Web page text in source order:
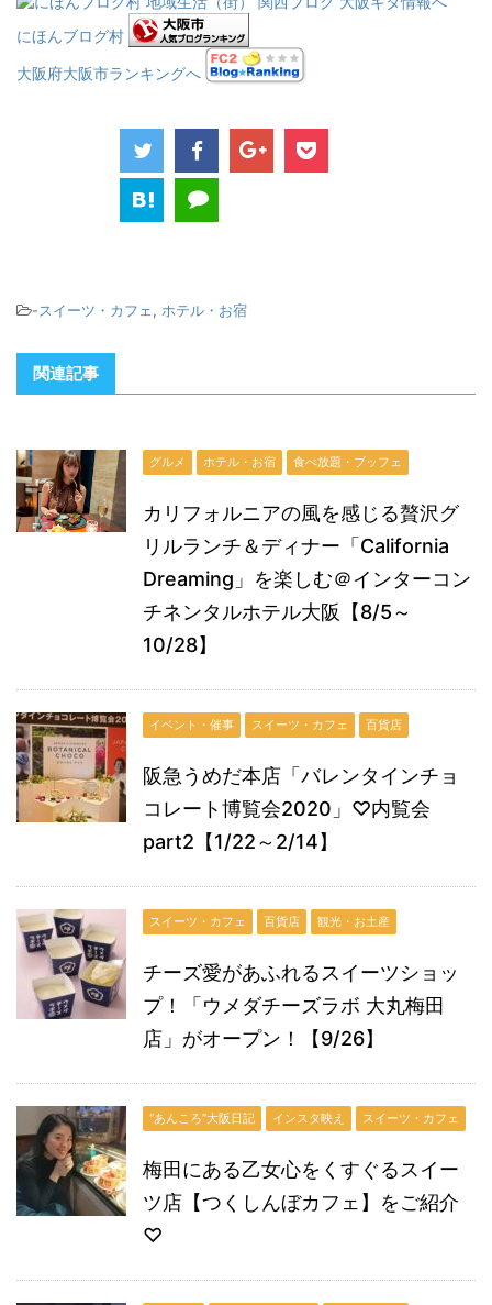
にほんブログ村
大阪府大阪市ランキングへ
-スイーツ・カフェ, ホテル・お宿
関連記事
グルメ ホテル・お宿 食べ放題・ブッフェ
カリフォルニアの風を感じる贅沢グ
リルランチ＆ディナー「California
Dreaming」を楽しむ＠インターコン
チネンタルホテル大阪【8/5～
10/28】
イベント・催事 スイーツ・カフェ 百貨店
阪急うめだ本店「バレンタインチョ
コレート博覧会2020」♡内覧会
part2【1/22～2/14】
スイーツ・カフェ 百貨店 観光・お土産
チーズ愛があふれるスイーツショッ
プ！「ウメダチーズラボ 大丸梅田
店」がオープン！【9/26】
“あんころ”大阪日記 インスタ映え スイーツ・カフェ
梅田にある乙女心をくすぐるスイー
ツ店【つくしんぼカフェ】をご紹介
♡